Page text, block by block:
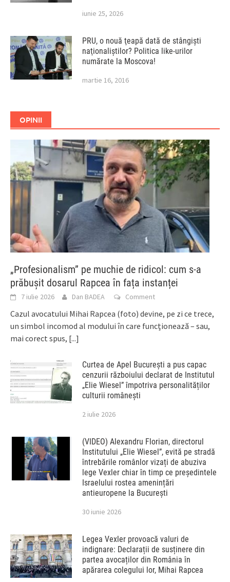
iunie 25, 2026
PRU, o nouă ţeapă dată de stângişti
naţionaliştilor? Politica like-urilor
numărate la Moscova!
martie 16, 2016
OPINII
„Profesionalism” pe muchie de ridicol: cum s-a
prăbușit dosarul Rapcea în fața instanței
7 iulie 2026 Dan BADEA Comment
Cazul avocatului Mihai Rapcea (foto) devine, pe zi ce trece,
un simbol incomod al modului în care funcționează – sau,
mai corect spus, [...]
Curtea de Apel București a pus capac
cenzurii războiului declarat de Institutul
„Elie Wiesel” împotriva personalităților
culturii românești
2 iulie 2026
(VIDEO) Alexandru Florian, directorul
Institutului „Elie Wiesel”, evită pe stradă
întrebările românlor vizați de abuziva
lege Vexler chiar în timp ce președintele
Israelului rostea amenințări
antieuropene la București
30 iunie 2026
Legea Vexler provoacă valuri de
indignare: Declarații de susținere din
partea avocaților din România în
apărarea colegului lor, Mihai Rapcea